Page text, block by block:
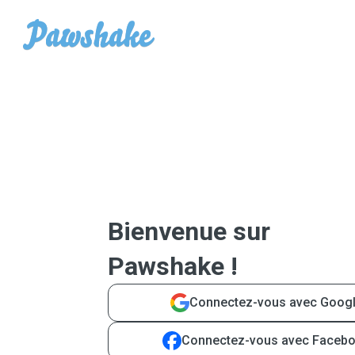
Bienvenue sur
Pawshake !
Connectez-vous avec
Connectez-vous avec